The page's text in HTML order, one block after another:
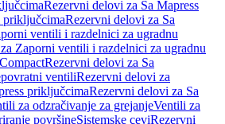
Rezervni delovi za Sa Mapress
priključcimaRezervni delovi za Sa
ventili i razdelnici za ugradnu
Zaporni ventili i razdelnici za ugradnu
Rezervni delovi za Sa
ventiliRezervni delovi za
priključcimaRezervni delovi za Sa
za odzračivanje za grejanjeVentili za
površineSistemske ceviRezervni